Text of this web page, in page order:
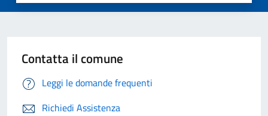
Contatta il comune
Leggi le domande frequenti
Richiedi Assistenza